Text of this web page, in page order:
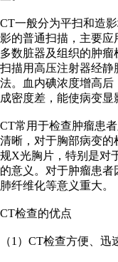
CT一般分为平扫和造
影的普通扫描，主要应
多数脏器及组织的肿
扫描用高压注射器经
法。血内碘浓度增高
成密度差，能使病变显
CT常用于检查肿瘤患
清晰，对于胸部病变的
规X光胸片，特别是对
的意义。对于肿瘤患者
肺纤维化等意义重大。
CT检查的优点
（1）CT检查方便、迅